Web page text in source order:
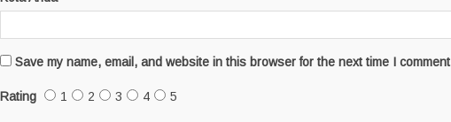
Save my name, email, and website in this browser for the next time I
Rating 1 2 3 4 5